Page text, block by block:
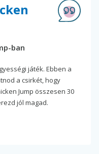
ban
játék. Ebben a
a csirkét, hogy
Jump összesen 30
jól magad.